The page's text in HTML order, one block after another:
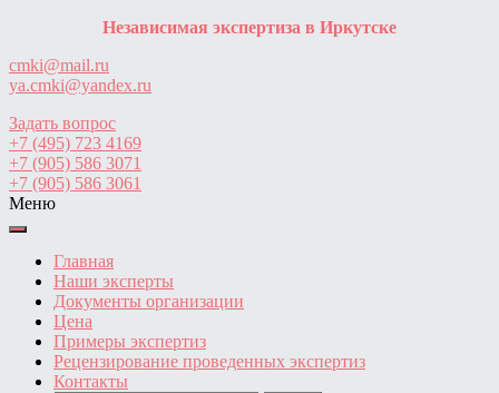
Независимая экспертиза в Иркутске
cmki@mail.ru
ya.cmki@yandex.ru
Задать вопрос
+7 (495) 723 4169
+7 (905) 586 3071
+7 (905) 586 3061
Меню
Главная
Наши эксперты
Документы организации
Цена
Примеры экспертиз
Рецензирование проведенных экспертиз
Контакты